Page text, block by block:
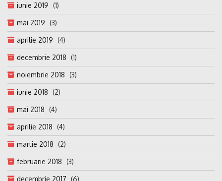
iunie 2019 (1)
mai 2019 (3)
aprilie 2019 (4)
decembrie 2018 (1)
noiembrie 2018 (3)
iunie 2018 (2)
mai 2018 (4)
aprilie 2018 (4)
martie 2018 (2)
februarie 2018 (3)
decembrie 2017 (6)